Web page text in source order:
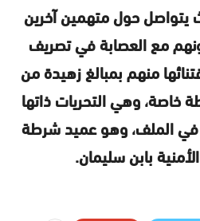
يتواصل حول متهمين آخرين
مع العصابة في تصريف
منهم بمبالغ زهيدة من
خاصة، وهي التحريات ذاتها
في الملف، وهو عميد شرطة
بابن سليمان.